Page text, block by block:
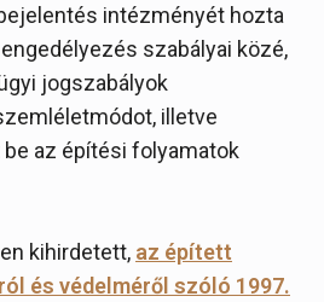
intézményét hozta
szabályai közé,
jogszabályok
illetve
az építési folyamatok
kihirdetett, az épített
és védelméről szóló 1997.